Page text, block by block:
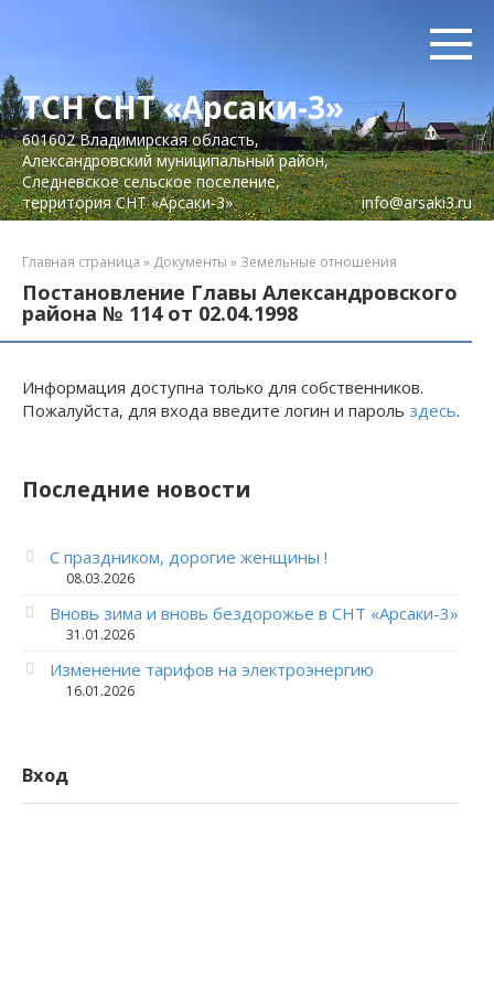
ТСН СНТ «Арсаки-3»
601602 Владимирская область,
Александровский муниципальный район,
Следневское сельское поселение,
территория СНТ «Арсаки-3»
info@arsaki3.ru
Главная страница » Документы » Земельные отношения
Постановление Главы Александровского
района № 114 от 02.04.1998
Информация доступна только для собственников.
Пожалуйста, для входа введите логин и пароль здесь.
Последние новости
С праздником, дорогие женщины !
08.03.2026
Вновь зима и вновь бездорожье в СНТ «Арсаки-3»
31.01.2026
Изменение тарифов на электроэнергию
16.01.2026
Вход